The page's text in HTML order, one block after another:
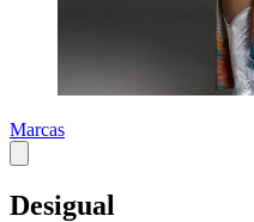
Marcas
Desigual